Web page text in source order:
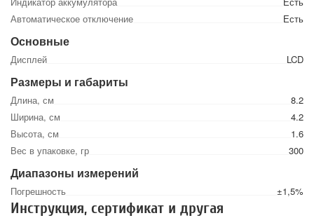
Автоматическое отключение
Есть
Основные
Дисплей LCD
Размеры и габариты
Длина, см
8.2
Ширина, см
4.2
Высота, см
1.6
Вес в упаковке, гр
300
Диапазоны измерений
Погрешность ±1,5%
Инструкция, сертификат и другая